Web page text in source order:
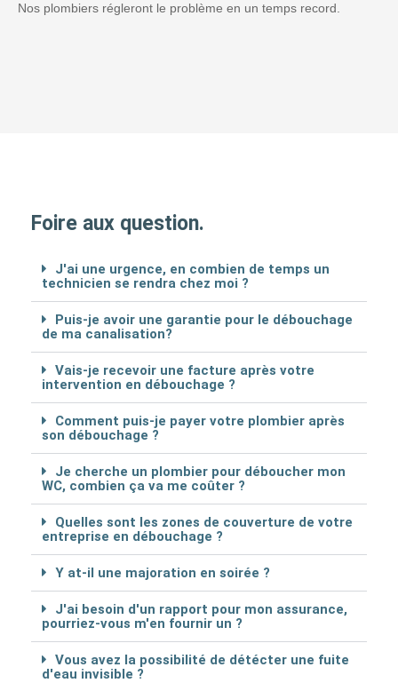
Nos plombiers régleront le problème en un temps record.
Foire aux question.
J'ai une urgence, en combien de temps un
technicien se rendra chez moi ?
Puis-je avoir une garantie pour le débouchage
de ma canalisation?
Vais-je recevoir une facture après votre
intervention en débouchage ?
Comment puis-je payer votre plombier après
son débouchage ?
Je cherche un plombier pour déboucher mon
WC, combien ça va me coûter ?
Quelles sont les zones de couverture de votre
entreprise en débouchage ?
Y at-il une majoration en soirée ?
J'ai besoin d'un rapport pour mon assurance,
pourriez-vous m'en fournir un ?
Vous avez la possibilité de détécter une fuite
d'eau invisible ?